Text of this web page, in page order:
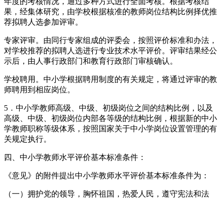
果，经集体研究，由学校根据核准的教师岗位结构比例择优推
荐拟聘人选参加评审。
专家评审。由同行专家组成的评委会，按照评价标准和办法，
对学校推荐的拟聘人选进行专业技术水平评价。评审结果经公
示后，由人事行政部门和教育行政部门审核确认。
学校聘用。中小学根据聘用制度的有关规定，将通过评审的教
师聘用到相应岗位。
5．中小学教师高级、中级、初级岗位之间的结构比例，以及
高级、中级、初级岗位内部各等级的结构比例，根据新的中小
学教师职称等级体系，按照国家关于中小学岗位设置管理的有
关规定执行。
四、中小学教师水平评价基本标准条件：
《意见》的附件提出中小学教师水平评价基本标准条件为：
（一）拥护党的领导，胸怀祖国，热爱人民，遵守宪法和法